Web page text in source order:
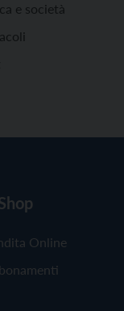
e società
Online